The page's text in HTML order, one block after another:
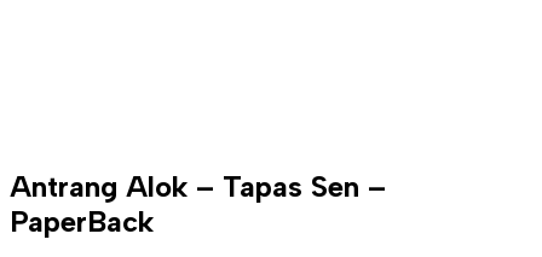
Antrang Alok – Tapas Sen –
PaperBack